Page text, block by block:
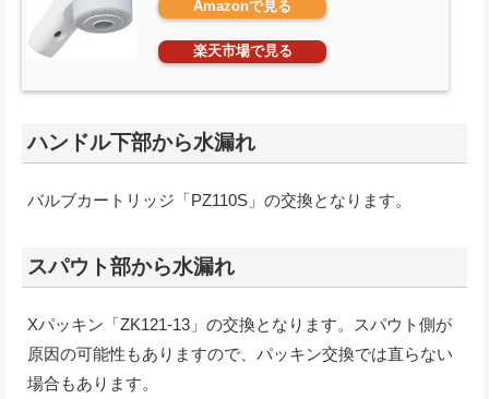
Amazonで見る
楽天市場で見る
ハンドル下部から水漏れ
バルブカートリッジ「PZ110S」の交換となります。
スパウト部から水漏れ
Xパッキン「ZK121-13」の交換となります。スパウト側が
原因の可能性もありますので、パッキン交換では直らない
場合もあります。